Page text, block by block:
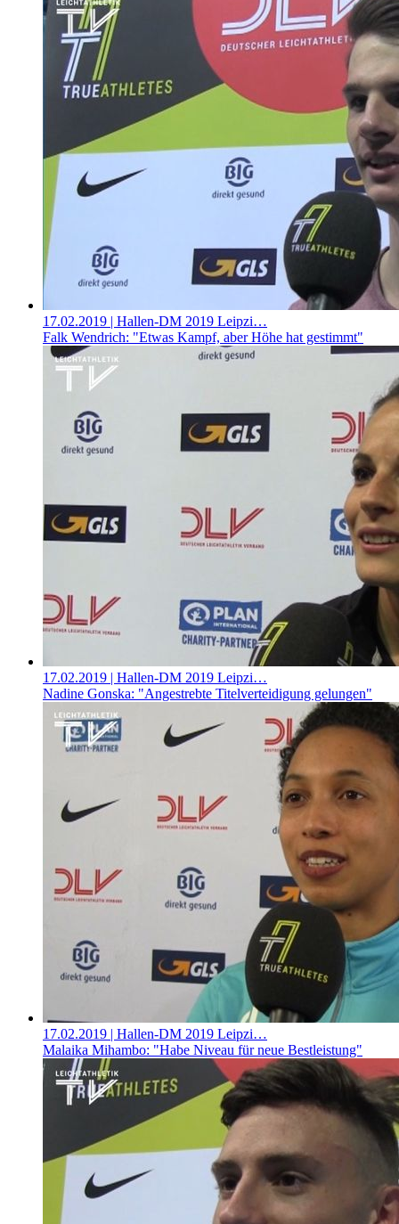
17.02.2019 | Hallen-DM 2019 Leipzi…
Falk Wendrich: "Etwas Kampf, aber Höhe hat gestimmt"
17.02.2019 | Hallen-DM 2019 Leipzi…
Nadine Gonska: "Angestrebte Titelverteidigung gelungen"
17.02.2019 | Hallen-DM 2019 Leipzi…
Malaika Mihambo: "Habe Niveau für neue Bestleistung"